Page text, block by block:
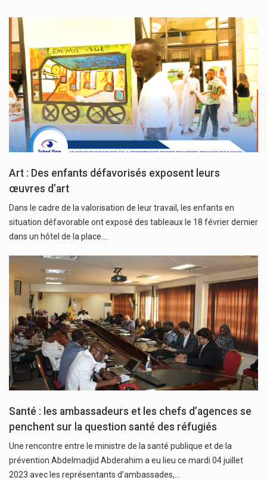
Art : Des enfants défavorisés exposent leurs
œuvres d’art
Dans le cadre de la valorisation de leur travail, les enfants en
situation défavorable ont exposé des tableaux le 18 février dernier
dans un hôtel de la place.…
Santé : les ambassadeurs et les chefs d’agences se
penchent sur la question santé des réfugiés
Une rencontre entre le ministre de la santé publique et de la
prévention Abdelmadjid Abderahim a eu lieu ce mardi 04 juillet
2023 avec les représentants d’ambassades,…